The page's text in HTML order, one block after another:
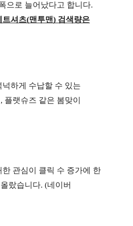
으로 늘어났다고 합니다.
셔츠(맨투맨) 검색량은
하게 수납할 수 있는
랫슈즈 같은 봄맞이
관심이 클릭 수 증가에 한
랐습니다. (네이버